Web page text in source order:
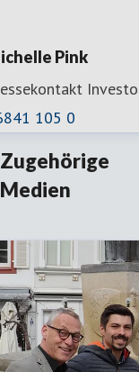
Pink
105 0
Zugehörige
Medien